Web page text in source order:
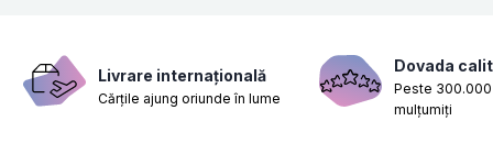
Livrare internațională
Cărțile ajung oriunde în lume
Dovada
Peste
mulțumiți